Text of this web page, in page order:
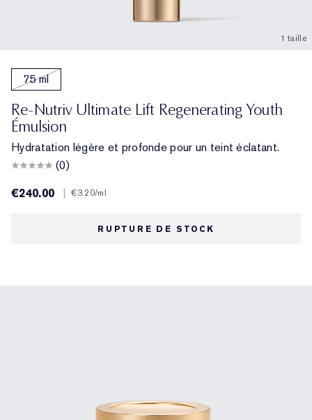
1 taille
75 ml
Re-Nutriv Ultimate Lift Regenerating Youth
Émulsion
Hydratation légère et profonde pour un teint éclatant.
(0)
€240.00
€3.20/ml
RUPTURE DE STOCK